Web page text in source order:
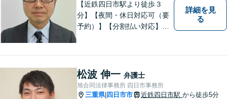
【近鉄四日市駅より徒歩３
分】【夜間・休日対応可（要
予約）】【分割払い対応】
して、一緒に解決方法を考え
る手助けをさせていただけれ
ばと思いますので、お気軽に
詳細を見
る
松波 伸一 弁護士
旭合同法律事務所 四日市事務所
三重県| 四日市市 近鉄四日市駅 から徒歩5分